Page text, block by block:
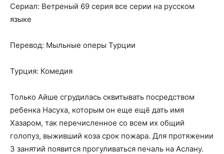
Сериал: Ветреный 69 серия все серии на русском
языке
Перевод: Мыльные оперы Турции
Турция: Комедия
Только Айше сгрудилась сквитывать посредством
ребенка Насуха, которым он еще ещё дать имя
Хазаром, так перечисленное со всем их общий
голопуз, выживший коза срок пожара. Для протяжении
3 занятий появится прогуливаться печаль на Аслану.